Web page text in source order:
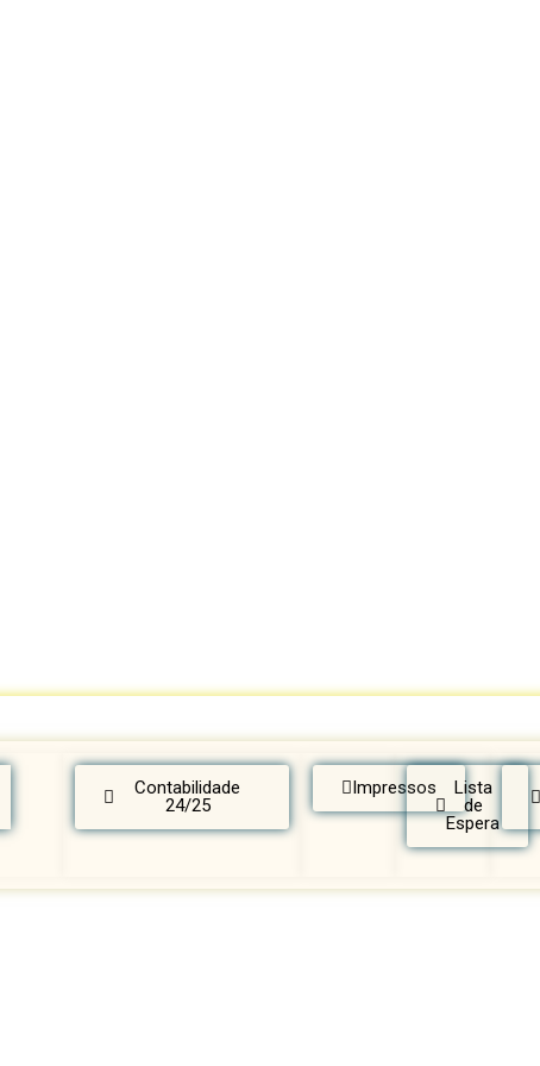
Contabilidade
24/25
Impressos
Lista
de
Espera